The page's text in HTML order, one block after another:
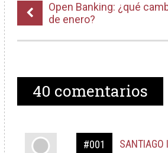
Open Banking: ¿qué
de enero?
40 comentarios
#001 SANTIAGO